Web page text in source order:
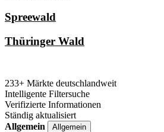
Spreewald
Thüringer Wald
233+ Märkte deutschlandweit
Intelligente Filtersuche
Verifizierte Informationen
Ständig aktualisiert
Allgemein
Allgemein